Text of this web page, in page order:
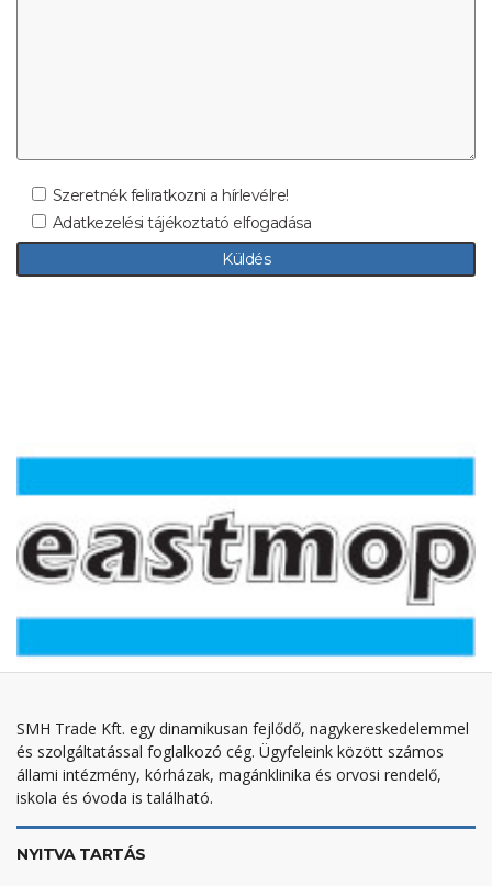
Szeretnék feliratkozni a hírlevélre!
Adatkezelési tájékoztató elfogadása
SMH Trade Kft. egy dinamikusan fejlődő, nagykereskedelemmel
és szolgáltatással foglalkozó cég. Ügyfeleink között számos
állami intézmény, kórházak, magánklinika és orvosi rendelő,
iskola és óvoda is található.
NYITVA TARTÁS